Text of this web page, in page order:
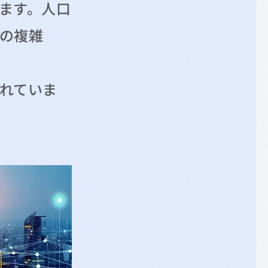
す。人口
複雑
ていま